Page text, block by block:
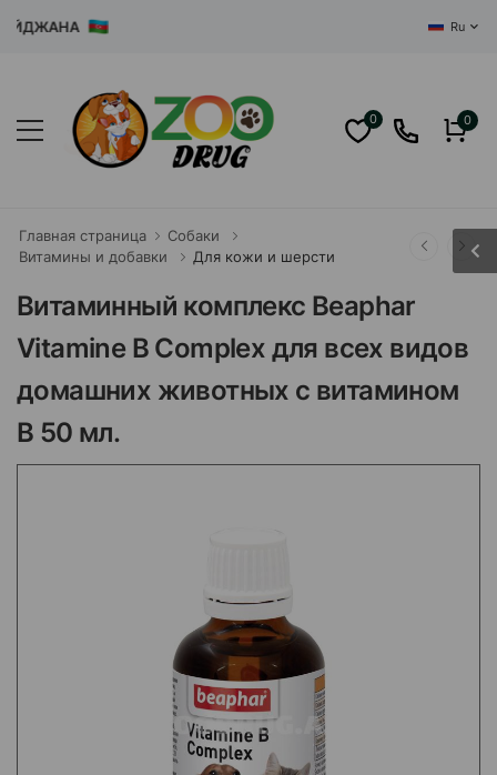
Ru
0 0
Главная страница
Собаки
Витамины и добавки
Для кожи и шерсти
Витаминный комплекс Beaphar
Vitamine B Complex для всех видов
домашних животных с витамином
В 50 мл.